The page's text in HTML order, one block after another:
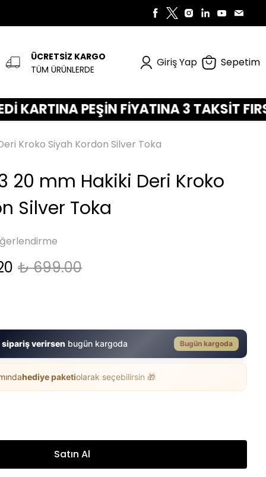
ÜCRETSİZ KARGO
TÜM ÜRÜNLERDE
Giriş Yap Sepetim
PEŞİN FİYATINA 3 TAKSİT FIRSATI
Kroko Siyah Kordon Silver Toka
20 mm Hakiki Deri Kroko
Silver Toka
₺ 699.00
sipariş verirsen bugün kargoda Bugün kargoda
hediye paketiolarak seçebilirsin 🎁
Satın Al